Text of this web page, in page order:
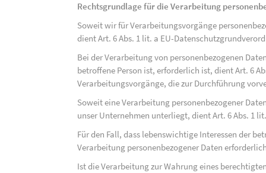
Rechtsgrundlage für die Verarbeitung
Soweit wir für Verarbeitungsvorgänge
dient Art. 6 Abs. 1 lit. a EU-
Bei der Verarbeitung von personenbezogenen
betroffene Person ist, erforderlich ist, dient Art. 6
Verarbeitungsvorgänge, die zur Durchführung
Soweit eine Verarbeitung personenbezogener
unser Unternehmen unterliegt, dient Art. 6 Abs. 1
Für den Fall, dass lebenswichtige Interessen der
Verarbeitung personenbezogener Daten
Ist die Verarbeitung zur Wahrung eines